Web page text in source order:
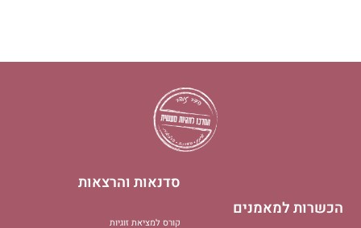
הכשרות למאמנים
סדנאות והרצאות
קורס למציאת זוגיות